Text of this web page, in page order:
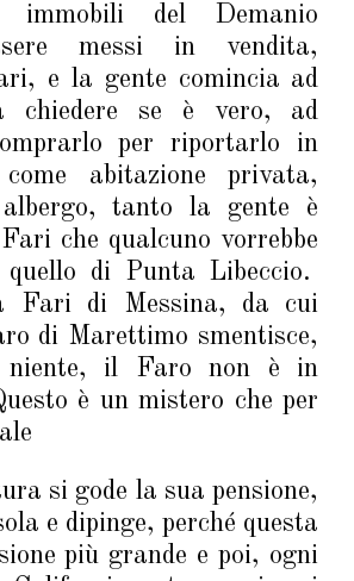
del Demanio
messi in vendita,
e la gente comincia ad
chiedere se è vero, ad
per riportarlo in
abitazione privata,
tanto la gente è
che qualcuno vorrebbe
quello di Punta Libeccio.
Fari di Messina, da cui
di Marettimo smentisce,
niente, il Faro non è in
è un mistero che per
si gode la sua pensione,
e dipinge, perché questa
più grande e poi, ogni